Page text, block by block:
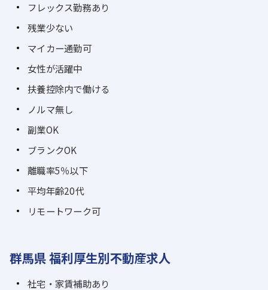
フレックス勤務あり
残業少ない
マイカー通勤可
女性が活躍中
扶養控除内で働ける
ノルマ無し
副業OK
ブランクOK
離職率5％以下
平均年齢20代
リモートワーク可
群馬県 福利厚生別不動産求人
社宅・家賃補助あり